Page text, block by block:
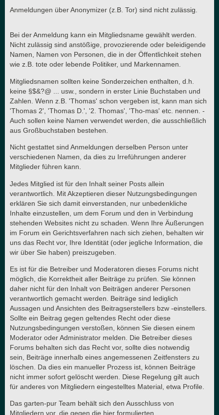
Anmeldungen über Anonymizer (z.B. Tor) sind nicht zulässig.
Bei der Anmeldung kann ein Mitgliedsname gewählt werden.
Nicht zulässig sind anstößige, provozierende oder beleidigende
Namen, Namen von Personen, die in der Öffentlichkeit stehen
wie z.B. tote oder lebende Politiker, und Markennamen.
Mitgliedsnamen sollten keine Sonderzeichen enthalten, d.h.
keine §$&?@ ... usw., sondern in erster Linie Buchstaben und
Zahlen. Wenn z.B. 'Thomas' schon vergeben ist, kann man sich
'Thomas 2', 'Thomas D.', '2. Thomas', 'Tho-mas' etc. nennen. -
Auch sollen keine Namen verwendet werden, die ausschließlich
aus Großbuchstaben bestehen.
Nicht gestattet sind Anmeldungen derselben Person unter
verschiedenen Namen, da dies zu Irreführungen anderer
Mitglieder führen kann.
Jedes Mitglied ist für den Inhalt seiner Posts allein
verantwortlich. Mit Akzeptieren dieser Nutzungsbedingungen
erklären Sie sich damit einverstanden, nur unbedenkliche
Inhalte einzustellen, um dem Forum und den in Verbindung
stehenden Websites nicht zu schaden. Wenn Ihre Äußerungen
im Forum ein Gerichtsverfahren nach sich ziehen, behalten wir
uns das Recht vor, Ihre Identität (oder jegliche Information, die
wir über Sie haben) preiszugeben.
Es ist für die Betreiber und Moderatoren dieses Forums nicht
möglich, die Korrektheit aller Beiträge zu prüfen. Sie können
daher nicht für den Inhalt von Beiträgen anderer Personen
verantwortlich gemacht werden. Beiträge sind lediglich
Aussagen und Ansichten des Beitragserstellers bzw -einstellers.
Sollte ein Beitrag gegen geltendes Recht oder diese
Nutzungsbedingungen verstoßen, können Sie diesen einem
Moderator oder Administrator melden. Die Betreiber dieses
Forums behalten sich das Recht vor, sollte dies notwendig
sein, Beiträge innerhalb eines angemessenen Zeitfensters zu
löschen. Da dies ein manueller Prozess ist, können Beiträge
nicht immer sofort gelöscht werden. Diese Regelung gilt auch
für anderes von Mitgliedern eingestelltes Material, etwa Profile.
Das garten-pur Team behält sich den Ausschluss von
Mitgliedern vor, die gegen die hier formulierten